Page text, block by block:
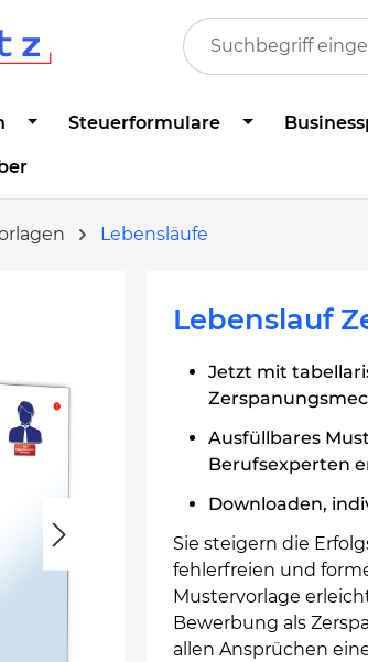
springen
Steuerformulare
Lebensläufe
Lebenslauf
Jetzt mit
Ausfüllbares
Berufsexperten
Downloaden,
Sie steigern die
fehlerfreien und
Mustervorlage
Bewerbung als
allen Ansprüchen